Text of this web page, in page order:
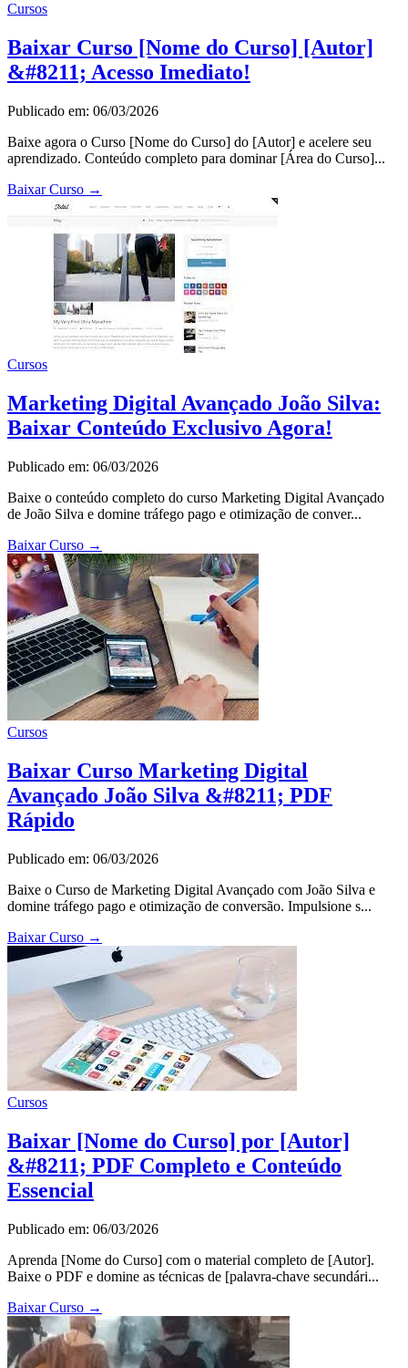
Cursos
Baixar Curso [Nome do Curso] [Autor]
&#8211; Acesso Imediato!
Publicado em: 06/03/2026
Baixe agora o Curso [Nome do Curso] do [Autor] e acelere seu
aprendizado. Conteúdo completo para dominar [Área do Curso]...
Baixar Curso →
Cursos
Marketing Digital Avançado João Silva:
Baixar Conteúdo Exclusivo Agora!
Publicado em: 06/03/2026
Baixe o conteúdo completo do curso Marketing Digital Avançado
de João Silva e domine tráfego pago e otimização de conver...
Baixar Curso →
Cursos
Baixar Curso Marketing Digital
Avançado João Silva &#8211; PDF
Rápido
Publicado em: 06/03/2026
Baixe o Curso de Marketing Digital Avançado com João Silva e
domine tráfego pago e otimização de conversão. Impulsione s...
Baixar Curso →
Cursos
Baixar [Nome do Curso] por [Autor]
&#8211; PDF Completo e Conteúdo
Essencial
Publicado em: 06/03/2026
Aprenda [Nome do Curso] com o material completo de [Autor].
Baixe o PDF e domine as técnicas de [palavra-chave secundári...
Baixar Curso →